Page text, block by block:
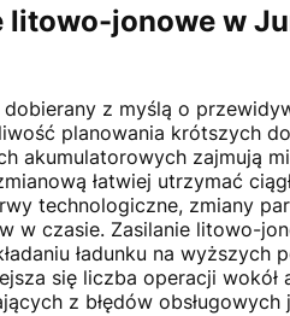
litowo-jonowe w
z myślą o
planowania krótszych
akumulatorowych zajmują
łatwiej utrzymać
technologiczne, zmiany
w czasie. Zasilanie litowo-
ładunku na
się liczba operacji
z błędów obsługowych